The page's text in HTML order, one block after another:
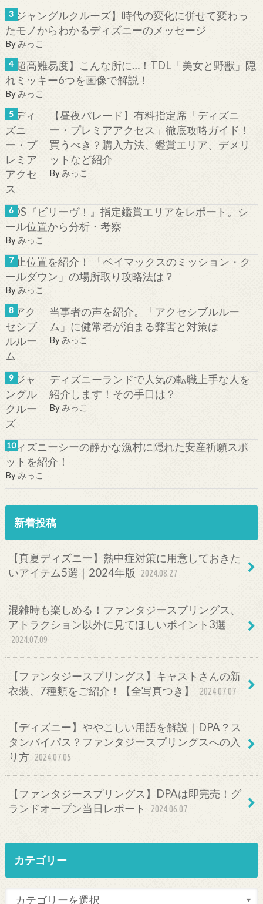
【ジャングルクルーズ】時代の変化に併せて変わっ
たモノからわかるディズニーのメッセージ
Byみっこ
【超高難易度】こんな所に…！TDL「美女と野獣」隠
れミッキー6つを画像で解説！
Byみっこ
【昼夜パレード】有料指定席「ディズニ
ー・プレミアアクセス」徹底攻略ガイド！
買うべき？購入方法、鑑賞エリア、デメリ
ットなど紹介
Byみっこ
TDS『ビリーヴ！』指定鑑賞エリアをレポート。シ
ール位置から分析・考察
Byみっこ
停止位置を紹介！ 「ベイマックスのミッション・ク
ールダウン」の場所取り攻略法は？
Byみっこ
当事者の声を紹介。「アクセシブルルー
ム」に健常者が泊まる弊害と対策は
Byみっこ
ディズニーランドで人気の転職上手な人を
紹介します！その手口は？
Byみっこ
ディズニーシーの静かな漁村に隠れた安産祈願スポ
ットを紹介！
Byみっこ
新着投稿
【真夏ディズニー】熱中症対策に用意しておきた
いアイテム5選｜2024年版
2024.08.27
混雑時も楽しめる！ファンタジースプリングス、
アトラクション以外に見てほしいポイント3選
2024.07.09
【ファンタジースプリングス】キャストさんの新
衣装、7種類をご紹介！【全写真つき】
2024.07.07
【ディズニー】ややこしい用語を解説｜DPA？ス
タンバイパス？ファンタジースプリングスへの入
り方 2024.07.05
【ファンタジースプリングス】DPAは即完売！グ
ランドオープン当日レポート
2024.06.07
カテゴリー